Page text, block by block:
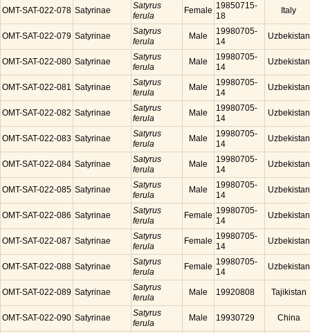
OMT-SAT-022-078 Satyrinae
Satyrus
ferula
Female 19850715-
18
Italy
OMT-SAT-022-079 Satyrinae
Satyrus
ferula
Male
19980705-
14
Uzbekistan
OMT-SAT-022-080 Satyrinae
Satyrus
ferula
Male
19980705-
14
Uzbekistan
OMT-SAT-022-081 Satyrinae
Satyrus
ferula
Male
19980705-
14
Uzbekistan
OMT-SAT-022-082 Satyrinae
Satyrus
ferula
Male
19980705-
14
Uzbekistan
OMT-SAT-022-083 Satyrinae
Satyrus
ferula
Male
19980705-
14
Uzbekistan
OMT-SAT-022-084 Satyrinae
Satyrus
ferula
Male
19980705-
14
Uzbekistan
OMT-SAT-022-085 Satyrinae
Satyrus
ferula
Male
19980705-
14
Uzbekistan
OMT-SAT-022-086 Satyrinae
Satyrus
ferula
Female 19980705-
14
Uzbekistan
OMT-SAT-022-087 Satyrinae
Satyrus
ferula
Female 19980705-
14
Uzbekistan
OMT-SAT-022-088 Satyrinae
Satyrus
ferula
Female 19980705-
14
Uzbekistan
OMT-SAT-022-089 Satyrinae
Satyrus
ferula
Male 19920808 Tajikistan
OMT-SAT-022-090 Satyrinae
Satyrus
ferula
Male 19930729 China